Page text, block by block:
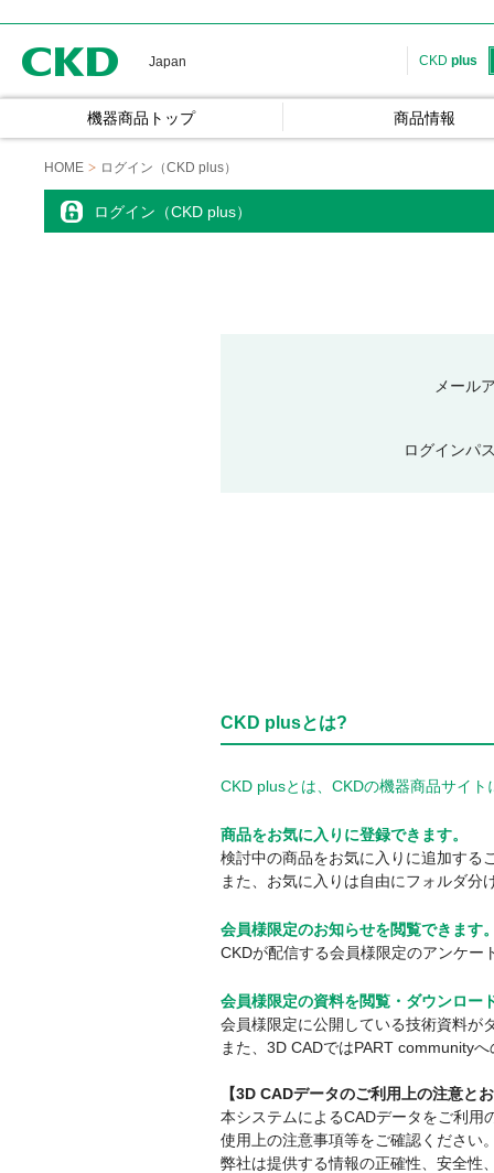
Japan CKD plus
機器商品トップ 商品情報
HOME ログイン（CKD plus）
ログイン（CKD plus）
メール
ログインパ
CKD plusとは?
CKD plusとは、CKDの機器商品サイ
商品をお気に入りに登録できます。
検討中の商品をお気に入りに追加する
また、お気に入りは自由にフォルダ
会員様限定のお知らせを閲覧できます
CKDが配信する会員様限定のアンケー
会員様限定の資料を閲覧・ダウンロー
会員様限定に公開している技術資料が
また、3D CADではPART community
【3D CADデータのご利用上の注意と
本システムによるCADデータをご利用
使用上の注意事項等をご確認ください
弊社は提供する情報の正確性、安全性